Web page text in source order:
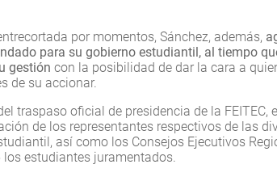
por momentos, Sánchez, además,
para su gobierno estudiantil, al tiempo
gestión con la posibilidad de dar la cara a
de su accionar.
traspaso oficial de presidencia de la FEITEC,
de los representantes respectivos de las
así como los Consejos Ejecutivos
los estudiantes juramentados.